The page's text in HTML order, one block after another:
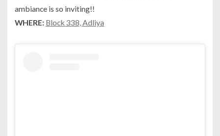
ambiance is so inviting!!
WHERE: Block 338, Adliya